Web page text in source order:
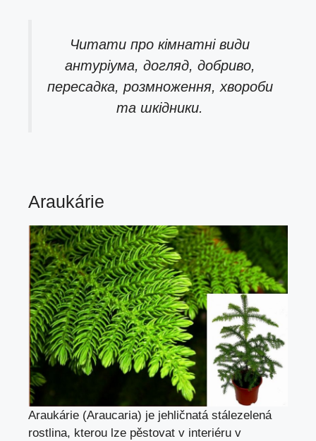
Читати про кімнатні види
антуріума, догляд, добриво,
пересадка, розмноження, хвороби
та шкідники.
Araukárie
Araukárie (Araucaria) je jehličnatá stálezelená
rostlina, kterou lze pěstovat v interiéru v